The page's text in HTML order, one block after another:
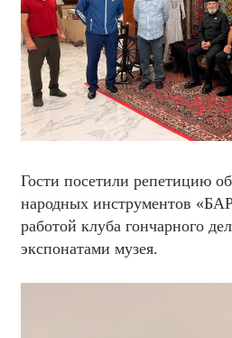
Гости посетили репетицию
народных инструментов
работой клуба гончарного
экспонатами музея.